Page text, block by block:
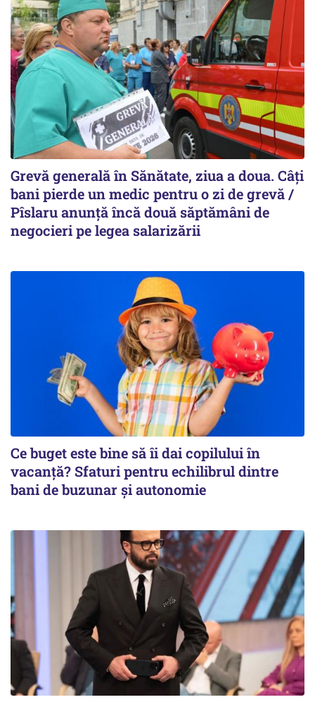
Grevă generală în Sănătate, ziua a doua. Câți
bani pierde un medic pentru o zi de grevă /
Pîslaru anunță încă două săptămâni de
negocieri pe legea salarizării
Ce buget este bine să îi dai copilului în
vacanță? Sfaturi pentru echilibrul dintre
bani de buzunar și autonomie